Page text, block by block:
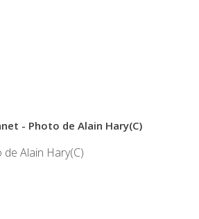
- Photo de Alain Hary(C)